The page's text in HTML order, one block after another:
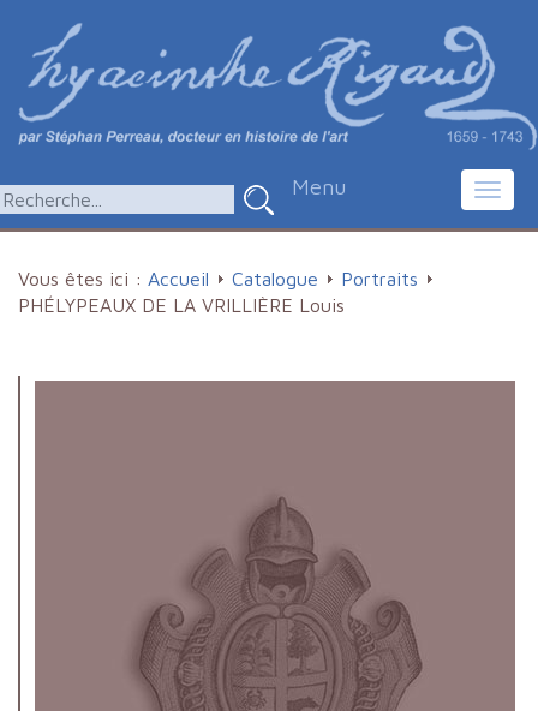
Menu
Vous êtes ici : Accueil Catalogue
Portraits
PHÉLYPEAUX DE LA VRILLIÈRE Louis